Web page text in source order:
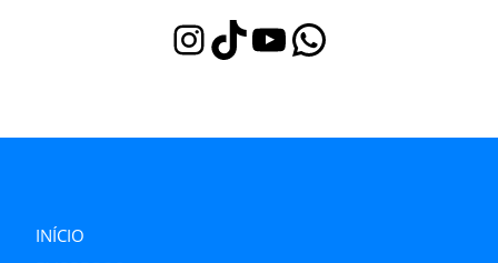
InstagramTikTok Youtube WhatsApp
INÍCIO